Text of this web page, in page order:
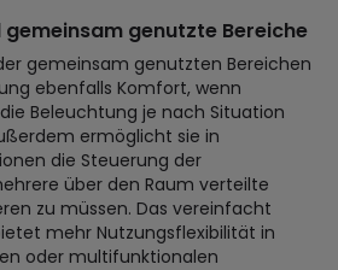
gemeinsam genutzte Bereiche
gemeinsam genutzten Bereichen
ebenfalls Komfort, wenn
Beleuchtung je nach Situation
ermöglicht sie in
die Steuerung der
über den Raum verteilte
zu müssen. Das vereinfacht
mehr Nutzungsflexibilität in
oder multifunktionalen